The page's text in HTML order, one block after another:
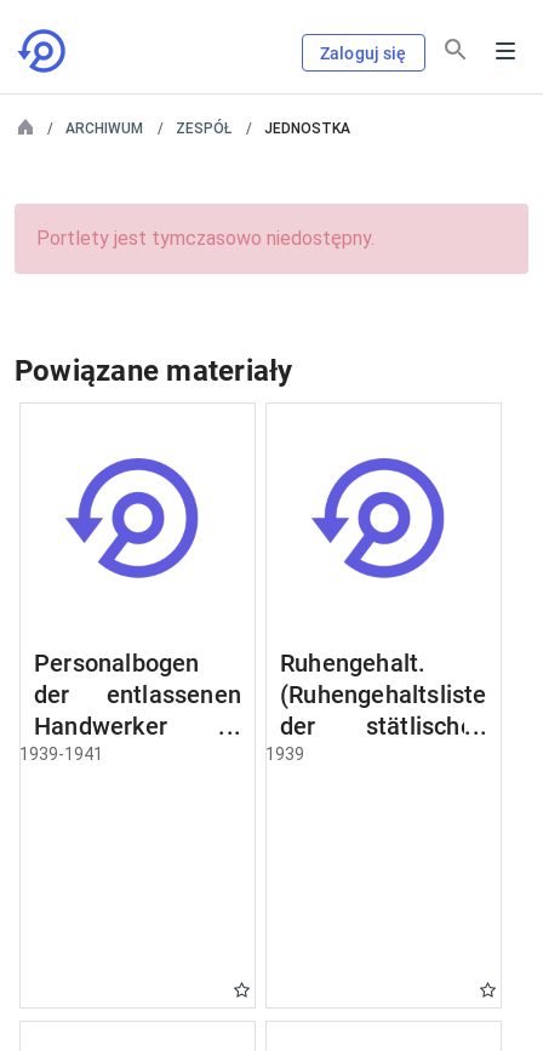
Zaloguj się
ARCHIWUM ZESPÓŁ JEDNOSTKA
Portlety jest tymczasowo niedostępny.
Powiązane materiały
Personalbogen
der entlassenen
Handwerker u.
Arbeiter des
1939-1941
Ruhengehalt.
(Ruhengehaltsliste
der stätlischen
Beamten u.
Raczyński! Schen
Bibliothek).
1939